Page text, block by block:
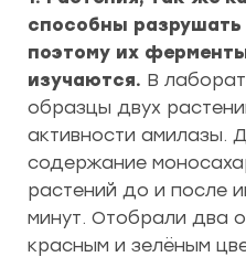
способны
поэтому их
изучаются. В
образцы двух
активности амилазы.
содержание
растений до и после
минут. Отобрали два
красным и зелёным